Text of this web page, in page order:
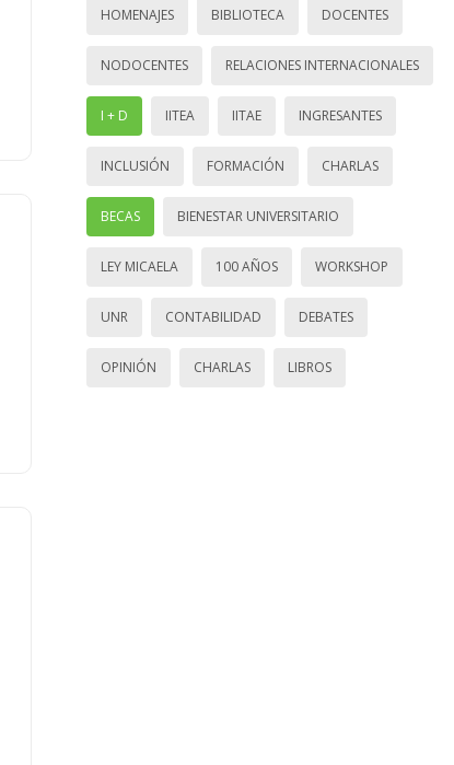
HOMENAJES BIBLIOTECA DOCENTES
NODOCENTES RELACIONES INTERNACIONALES
I + D IITEA IITAE INGRESANTES
INCLUSIÓN FORMACIÓN CHARLAS
BECAS BIENESTAR UNIVERSITARIO
LEY MICAELA 100 AÑOS WORKSHOP
UNR CONTABILIDAD DEBATES
OPINIÓN CHARLAS LIBROS